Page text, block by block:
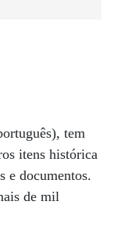
tem
itens histórica
e documentos.
de mil